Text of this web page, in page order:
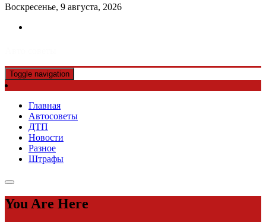
Воскресенье, 9 августа, 2026
Toggle navigation
Главная
Автосоветы
ДТП
Новости
Разное
Штрафы
You Are Here